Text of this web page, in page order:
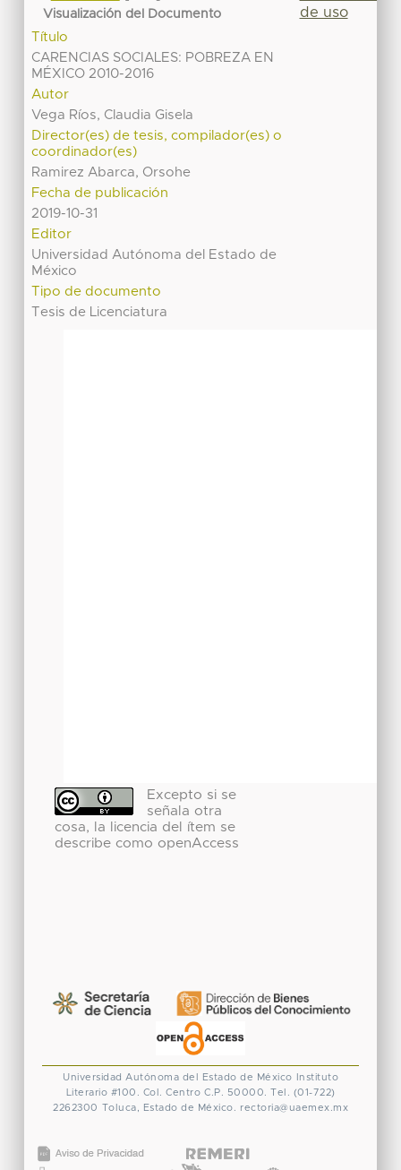
Visualización del Documento
Título
CARENCIAS SOCIALES: POBREZA EN
MÉXICO 2010-2016
Autor
Vega Ríos, Claudia Gisela
Director(es) de tesis, compilador(es) o
coordinador(es)
Ramirez Abarca, Orsohe
Fecha de publicación
2019-10-31
Editor
Universidad Autónoma del Estado de
México
Tipo de documento
Tesis de Licenciatura
Excepto si se
señala otra
cosa, la licencia del ítem se
describe como openAccess
de uso
Universidad Autónoma del Estado de México
Instituto
Literario #100. Col. Centro C.P. 50000. Tel. (01-722)
2262300 Toluca, Estado de México. rectoria@uaemex.mx